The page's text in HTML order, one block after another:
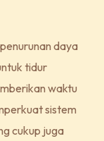
daya
tidur
waktu
sistem
cukup juga